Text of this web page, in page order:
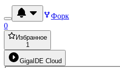
Форк
0
Избранное
1
GigaIDE Cloud